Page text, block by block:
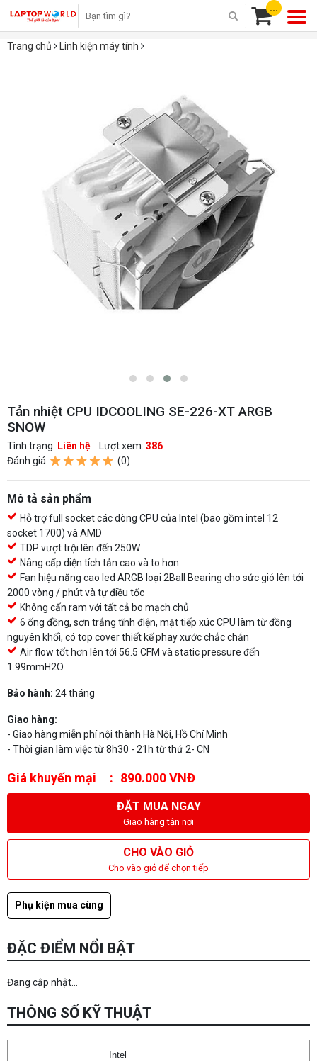
...
Trang chủ Linh kiện máy tính
Tản nhiệt CPU IDCOOLING SE-226-XT ARGB
SNOW
Tình trạng: Liên hệ Lượt xem: 386
Đánh giá:
(0)
Mô tả sản phẩm
Hỗ trợ full socket các dòng CPU của Intel (bao gồm intel 12
socket 1700) và AMD
TDP vượt trội lên đến 250W
Nâng cấp diện tích tản cao và to hơn
Fan hiệu năng cao led ARGB loại 2Ball Bearing cho sức gió lên tới
2000 vòng / phút và tự điều tốc
Không cấn ram với tất cả bo mạch chủ
6 ống đồng, sơn trắng tĩnh điện, mặt tiếp xúc CPU làm từ đồng
nguyên khối, có top cover thiết kế phay xước chắc chắn
Air flow tốt hơn lên tới 56.5 CFM và static pressure đến
1.99mmH2O
Bảo hành: 24 tháng
Giao hàng:
- Giao hàng miễn phí nội thành Hà Nội, Hồ Chí Minh
- Thời gian làm việc từ 8h30 - 21h từ thứ 2- CN
Giá khuyến mại 890.000 VNĐ
ĐẶT MUA NGAY
Giao hàng tận nơi
CHO VÀO GIỎ
Cho vào giỏ để chọn tiếp
Phụ kiện mua cùng
ĐẶC ĐIỂM NỔI BẬT
Đang cập nhật...
THÔNG SỐ KỸ THUẬT
Intel